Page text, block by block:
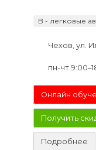
B - легковые
Чехов, ул.
пн-чт
Онлайн
Получить
Подробнее